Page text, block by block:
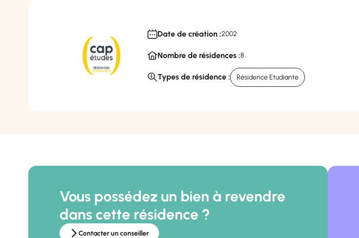
Date de création :2002
Nombre de résidences :8
Types de résidence : Résidence Etudiante
Vous possédez un bien à revendre
dans cette résidence ?
Contacter un conseiller